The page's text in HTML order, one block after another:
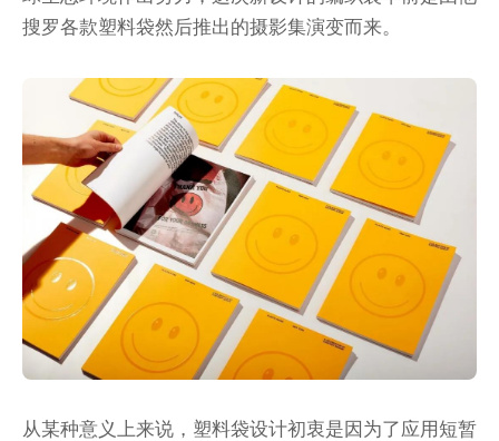
搜罗各款塑料袋然后推出的摄影集演变而来。
从某种意义上来说，塑料袋设计初衷是因为了应用短暂